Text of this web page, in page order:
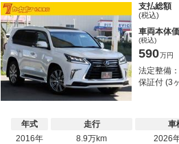
支払総額
(税込)
車両本体
(税込)
590万円
法定整備
保証付 (3
年式
2016年
走行
8.9万km
車
2026